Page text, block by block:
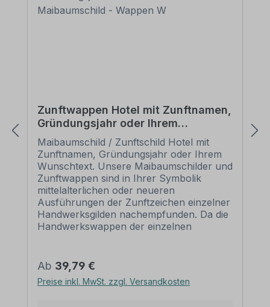
Zunftwappen Hotel mit Zunftnamen,
Gründungsjahr oder Ihrem
Wunschtext - Maibaumschild -
Wappen W
Maibaumschild / Zunftschild Hotel mit
Zunftnamen, Gründungsjahr oder Ihrem
Wunschtext. Unsere Maibaumschilder und
Zunftwappen sind in Ihrer Symbolik
mittelalterlichen oder neueren
Ausführungen der Zunftzeichen einzelner
Handwerksgilden nachempfunden. Da die
Handwerkswappen der einzelnen
wir uns bei der grafischen Umsetzung auf
allgemein gebräuchliche Abbildungen der
Werkzeuge und
Regulärer Preis:
Ab 39,79 €
Preise inkl. MwSt. zzgl. Versandkosten